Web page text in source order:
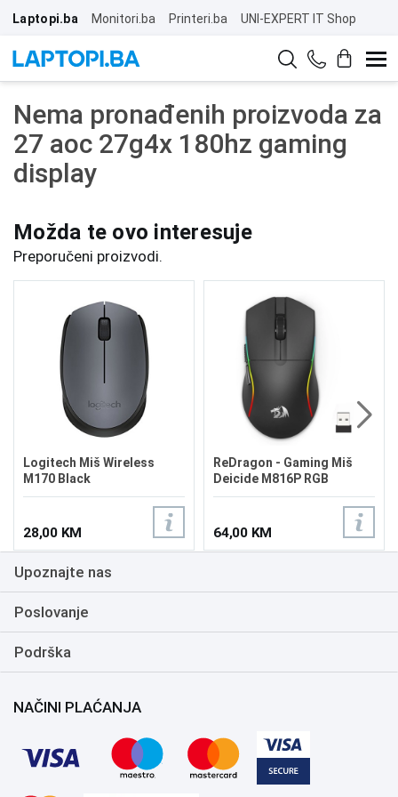
Laptopi.ba Monitori.ba Printeri.ba UNI-EXPERT IT Shop
Nema pronađenih proizvoda za
27 aoc 27g4x 180hz gaming
display
Možda te ovo interesuje
Preporučeni proizvodi.
Logitech Miš Wireless
M170 Black
28,00 KM
ReDragon - Gaming Miš
Deicide M816P RGB
Wireless
64,00 KM
Upoznajte nas
Poslovanje
Podrška
NAČINI PLAĆANJA